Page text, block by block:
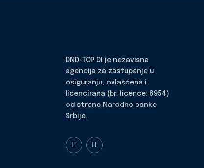
DND-TOP DI je nezavisna
agencija za zastupanje u
osiguranju, ovlašćena i
licencirana (br. licence: 8954)
od strane Narodne banke
Srbije.